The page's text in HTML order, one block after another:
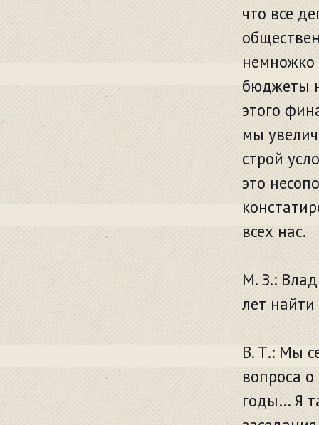
что все
немножко
бюджеты
этого
мы
строй
это
всех нас.
М. З.:
лет
В. Т.: Мы
вопроса
годы… Я